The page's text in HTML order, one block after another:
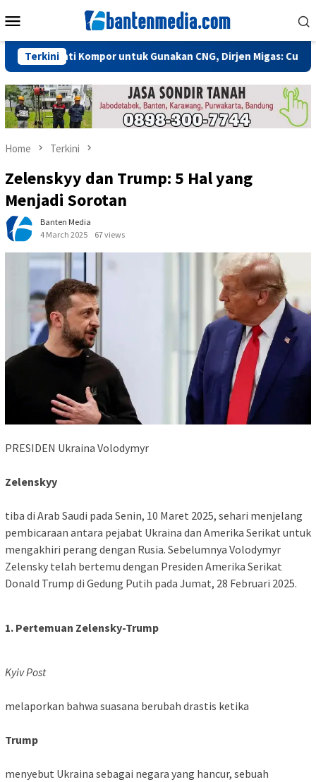
to
Menu
Terkini
Ganti Kompor untuk Gunakan CNG, Dirjen Migas: Cukup Plug
Home Terkini
Zelenskyy dan Trump: 5 Hal yang
Menjadi Sorotan
Banten Media
4 March 2025
67 views
PRESIDEN Ukraina Volodymyr
Zelenskyy
tiba di Arab Saudi pada Senin, 10 Maret 2025, sehari menjelang
pembicaraan antara pejabat Ukraina dan Amerika Serikat untuk
mengakhiri perang dengan Rusia. Sebelumnya Volodymyr
Zelensky telah bertemu dengan Presiden Amerika Serikat
Donald Trump di Gedung Putih pada Jumat, 28 Februari 2025.
1. Pertemuan Zelensky-Trump
Kyiv Post
melaporkan bahwa suasana berubah drastis ketika
Trump
menyebut Ukraina sebagai negara yang hancur, sebuah